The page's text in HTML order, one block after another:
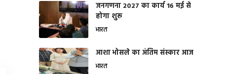
जनगणना 2027 का कार्य 16 मई से
होगा शुरू
भारत
आशा भोसले का अंतिम संस्कार आज
भारत